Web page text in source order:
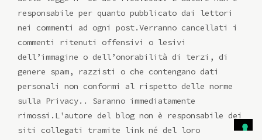
responsabile per quanto pubblicato dai lettori
nei commenti ad ogni post.Verranno cancellati i
commenti ritenuti offensivi o lesivi
dell’immagine o dell’onorabilità di terzi, di
genere spam, razzisti o che contengano dati
personali non conformi al rispetto delle norme
sulla Privacy.. Saranno immediatamente
rimossi.L'autore del blog non è responsabile dei
siti collegati tramite link né del loro